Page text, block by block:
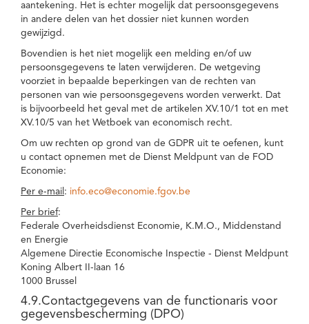
aantekening. Het is echter mogelijk dat persoonsgegevens
in andere delen van het dossier niet kunnen worden
gewijzigd.
Bovendien is het niet mogelijk een melding en/of uw
persoonsgegevens te laten verwijderen. De wetgeving
voorziet in bepaalde beperkingen van de rechten van
personen van wie persoonsgegevens worden verwerkt. Dat
is bijvoorbeeld het geval met de artikelen XV.10/1 tot en met
XV.10/5 van het Wetboek van economisch recht.
Om uw rechten op grond van de GDPR uit te oefenen, kunt
u contact opnemen met de Dienst Meldpunt van de FOD
Economie:
Per e-mail : info.eco@economie.fgov.be
Per brief:
Federale Overheidsdienst Economie, K.M.O., Middenstand
en Energie
Algemene Directie Economische Inspectie - Dienst Meldpunt
Koning Albert II-laan 16
1000 Brussel
4.9.Contactgegevens van de functionaris voor
gegevensbescherming (DPO)